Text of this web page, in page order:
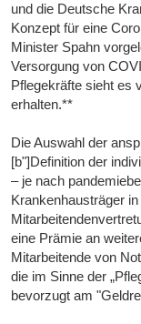
und die Deutsche
Konzept für eine
Minister Spahn
Versorgung von
Pflegekräfte sieht es
erhalten.**
Die Auswahl der
[b"]Definition der
– je nach
Krankenhausträger
eine Prämie an
Mitarbeitende von
die im Sinne der
bevorzugt am